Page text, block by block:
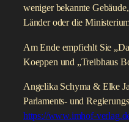
weniger bekannte
Länder oder die
Am Ende empfiehlt Sie
Koeppen und „Treibhaus
Angelika Schyma & Elke
Parlaments- und
https://www.imhof-